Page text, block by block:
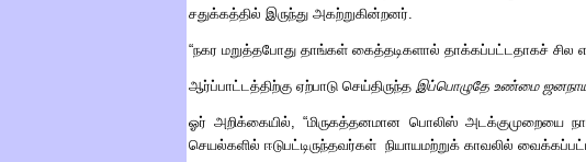
சதுக்கத்தில் இருந்து அகற்றுகின்றனர்.
“நகர மறுத்தபோது தாங்கள் கைத்தடிகளால் தாக்கப்பட்டதாகச் சில
ஆர்ப்பாட்டத்திற்கு ஏற்பாடு செய்திருந்த இப்பொழுதே உண்மை
ஓர் அறிக்கையில், “மிருகத்தனமான பொலிஸ் அடக்குமுறையை
செயல்களில் ஈடுபட்டிருந்தவர்கள் நியாயமற்றுக் காவலில்